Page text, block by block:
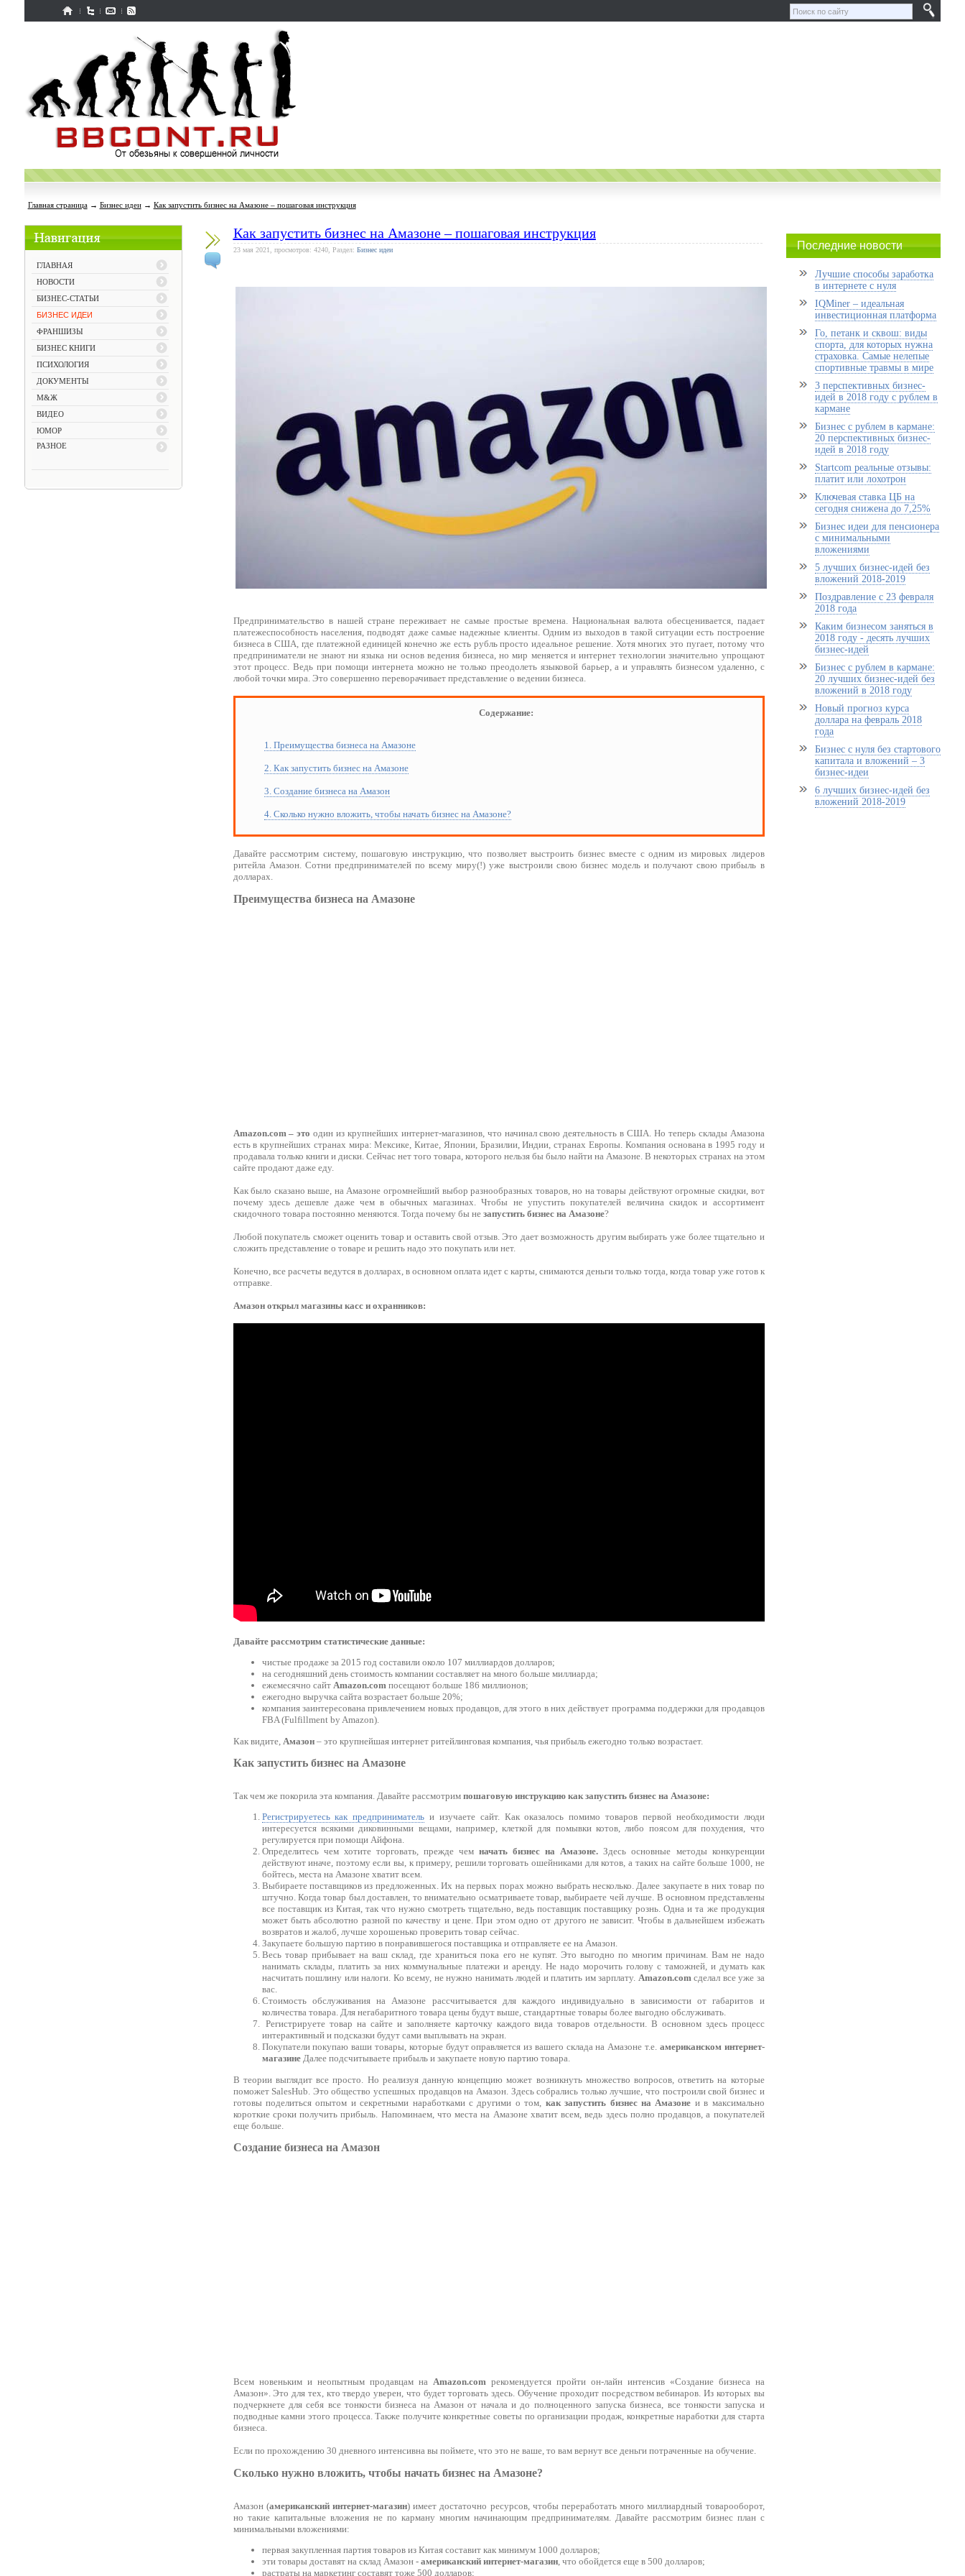
Главная страница→ Бизнес идеи→ Как запустить бизнес на Амазоне – пошаговая инструкция
ГЛАВНАЯ
НОВОСТИ
БИЗНЕС-СТАТЬИ
БИЗНЕС ИДЕИ
ФРАНШИЗЫ
БИЗНЕС КНИГИ
ПСИХОЛОГИЯ
ДОКУМЕНТЫ
М&Ж
ВИДЕО
ЮМОР
РАЗНОЕ
Как запустить бизнес на Амазоне – пошаговая инструкция
23 мая 2021, просмотров: 4240, Раздел: Бизнес идеи
Предпринимательство в нашей стране переживает не самые простые времена. Национальная валюта обесценивается, падает
платежеспособность населения, подводят даже самые надежные клиенты. Одним из выходов в такой ситуации есть построение
бизнеса в США, где платежной единицей конечно же есть рубль просто идеальное решение. Хотя многих это пугает, потому что
предприниматели не знают ни языка ни основ ведения бизнеса, но мир меняется и интернет технологии значительно упрощают
этот процесс. Ведь при помощи интернета можно не только преодолеть языковой барьер, а и управлять бизнесом удаленно, с
любой точки мира. Это совершенно переворачивает представление о ведении бизнеса.
Содержание:
1. Преимущества бизнеса на Амазоне
2. Как запустить бизнес на Амазоне
3. Создание бизнеса на Амазон
4. Сколько нужно вложить, чтобы начать бизнес на Амазоне?
Давайте рассмотрим систему, пошаговую инструкцию, что позволяет выстроить бизнес вместе с одним из мировых лидеров
ритейла Амазон. Сотни предпринимателей по всему миру(!) уже выстроили свою бизнес модель и получают свою прибыль в
долларах.
Преимущества бизнеса на Амазоне
Amazon.com – это один из крупнейших интернет-магазинов, что начинал свою деятельность в США. Но теперь склады Амазона
есть в крупнейших странах мира: Мексике, Китае, Японии, Бразилии, Индии, странах Европы. Компания основана в 1995 году и
продавала только книги и диски. Сейчас нет того товара, которого нельзя бы было найти на Амазоне. В некоторых странах на этом
сайте продают даже еду.
Как было сказано выше, на Амазоне огромнейший выбор разнообразных товаров, но на товары действуют огромные скидки, вот
почему здесь дешевле даже чем в обычных магазинах. Чтобы не упустить покупателей величина скидок и ассортимент
скидочного товара постоянно меняются. Тогда почему бы не запустить бизнес на Амазоне?
Любой покупатель сможет оценить товар и оставить свой отзыв. Это дает возможность другим выбирать уже более тщательно и
сложить представление о товаре и решить надо это покупать или нет.
Конечно, все расчеты ведутся в долларах, в основном оплата идет с карты, снимаются деньги только тогда, когда товар уже готов к
отправке.
Амазон открыл магазины касс и охранников:
Давайте рассмотрим статистические данные:
чистые продаже за 2015 год составили около 107 миллиардов долларов;
на сегодняшний день стоимость компании составляет на много больше миллиарда;
ежемесячно сайт Amazon.comпосещают больше 186 миллионов;
ежегодно выручка сайта возрастает больше 20%;
компания заинтересована привлечением новых продавцов, для этого в них действует программа поддержки для продавцов
FBA (Fulfillment by Amazon).
Как видите, Амазон– это крупнейшая интернет ритейлинговая компания, чья прибыль ежегодно только возрастает.
Как запустить бизнес на Амазоне
Так чем же покорила эта компания. Давайте рассмотрим пошаговую инструкцию как запустить бизнес на Амазоне:
Регистрируетесь как предприниматель и изучаете сайт. Как оказалось помимо товаров первой необходимости люди
интересуется всякими диковинными вещами, например, клеткой для помывки котов, либо поясом для похудения, что
регулируется при помощи Айфона.
Определитесь чем хотите торговать, прежде чемначать бизнес на Амазоне. Здесь основные методы конкуренции
действуют иначе, поэтому если вы, к примеру, решили торговать ошейниками для котов, а таких на сайте больше 1000, не
бойтесь, места на Амазоне хватит всем.
Выбираете поставщиков из предложенных. Их на первых порах можно выбрать несколько. Далее закупаете в них товар по
штучно. Когда товар был доставлен, то внимательно осматриваете товар, выбираете чей лучше. В основном представлены
все поставщик из Китая, так что нужно смотреть тщательно, ведь поставщик поставщику рознь. Одна и та же продукция
может быть абсолютно разной по качеству и цене. При этом одно от другого не зависит. Чтобы в дальнейшем избежать
возвратов и жалоб, лучше хорошенько проверить товар сейчас.
Закупаете большую партию в понравившегося поставщика и отправляете ее на Амазон.
Весь товар прибывает на ваш склад, где храниться пока его не купят. Это выгодно по многим причинам. Вам не надо
нанимать склады, платить за них коммунальные платежи и аренду. Не надо морочить голову с таможней, и думать как
насчитать пошлину или налоги. Ко всему, не нужно нанимать людей и платить им зарплату. Amazon.comсделал все уже за
вас.
Стоимость обслуживания на Амазоне рассчитывается для каждого индивидуально в зависимости от габаритов и
количества товара. Для негабаритного товара цены будут выше, стандартные товары более выгодно обслуживать.
Регистрируете товар на сайте и заполняете карточку каждого вида товаров отдельности. В основном здесь процесс
интерактивный и подсказки будут сами выплывать на экран.
Покупатели покупаю ваши товары, которые будут оправляется из вашего склада на Амазоне т.е. американском интернет-
магазинеДалее подсчитываете прибыль и закупаете новую партию товара.
В теории выглядит все просто. Но реализуя данную концепцию может возникнуть множество вопросов, ответить на которые
поможет SalesHub. Это общество успешных продавцов на Амазон. Здесь собрались только лучшие, что построили свой бизнес и
готовы поделиться опытом и секретными наработками с другими о том, как запустить бизнес на Амазоне и в максимально
короткие сроки получить прибыль. Напоминаем, что места на Амазоне хватит всем, ведь здесь полно продавцов, а покупателей
еще больше.
Создание бизнеса на Амазон
Всем новеньким и неопытным продавцам на Amazon.comрекомендуется пройти он-лайн интенсив «Создание бизнеса на
Амазон». Это для тех, кто твердо уверен, что будет торговать здесь. Обучение проходит посредством вебинаров. Из которых вы
подчеркнете для себя все тонкости бизнеса на Амазон от начала и до полноценного запуска бизнеса, все тонкости запуска и
подводные камни этого процесса. Также получите конкретные советы по организации продаж, конкретные наработки для старта
бизнеса.
Если по прохождению 30 дневного интенсивна вы поймете, что это не ваше, то вам вернут все деньги потраченные на обучение.
Сколько нужно вложить, чтобы начать бизнес на Амазоне?
Амазон (американский интернет-магазин) имеет достаточно ресурсов, чтобы переработать много миллиардный товарооборот,
но такие капитальные вложения не по карману многим начинающим предпринимателям. Давайте рассмотрим бизнес план с
минимальными вложениями:
первая закупленная партия товаров из Китая составит как минимум 1000 долларов;
эти товары доставят на склад Амазон - американский интернет-магазин, что обойдется еще в 500 долларов;
растраты на маркетинг составят тоже 500 долларов;
Последние новости
Лучшие способы заработка
в интернете с нуля
IQMiner – идеальная
инвестиционная платформа
Го, петанк и сквош: виды
спорта, для которых нужна
страховка. Самые нелепые
спортивные травмы в мире
3 перспективных бизнес-
идей в 2018 году с рублем в
кармане
Бизнес с рублем в кармане:
20 перспективных бизнес-
идей в 2018 году
Startcom реальные отзывы:
платит или лохотрон
Ключевая ставка ЦБ на
сегодня снижена до 7,25%
Бизнес идеи для пенсионера
с минимальными
вложениями
5 лучших бизнес-идей без
вложений 2018-2019
Поздравление с 23 февраля
2018 года
Каким бизнесом заняться в
2018 году - десять лучших
бизнес-идей
Бизнес с рублем в кармане:
20 лучших бизнес-идей без
вложений в 2018 году
Новый прогноз курса
доллара на февраль 2018
года
Бизнес с нуля без стартового
капитала и вложений – 3
бизнес-идеи
6 лучших бизнес-идей без
вложений 2018-2019